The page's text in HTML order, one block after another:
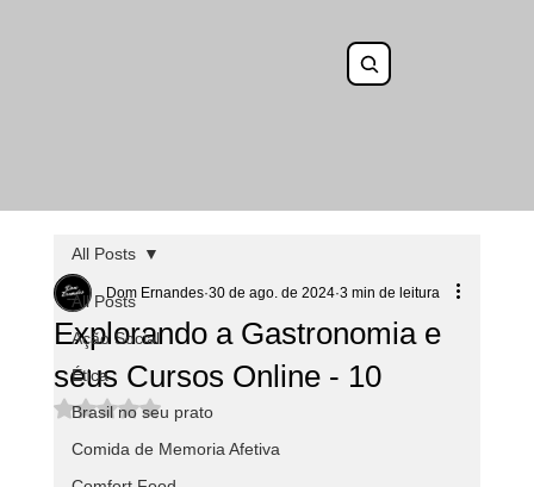
All Posts
Ação Social
Ética
Brasil no seu prato
Comida de Memoria Afetiva
All Posts
Explorando a Gastronomia e
seus Cursos Online - 10
Dom Ernandes 30 de ago. de 2024 3 min de leitura
Avaliado com NaN de 5 estrelas.